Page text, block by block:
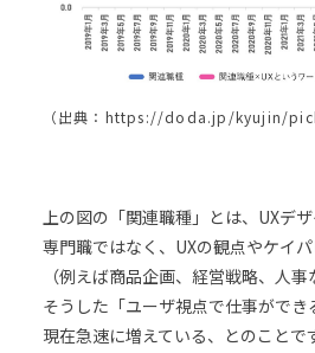
（出典：https://doda.jp/kyujin/
上の図の「関連職種」とは、UXデ
専門職ではなく、UXの観点やケイ
（例えば商品企画、経営戦略、人事
そうした「ユーザ視点で仕事がで
現在急速に増えている、とのことで